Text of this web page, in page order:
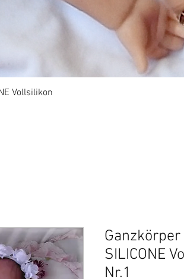
Vista rápida
Vollsilikon
SILICONE
Nr.1